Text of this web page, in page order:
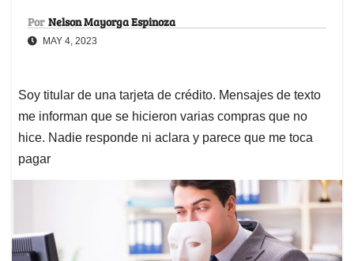
Por Nelson Mayorga Espinoza
MAY 4, 2023
Soy titular de una tarjeta de crédito. Mensajes de texto
me informan que se hicieron varias compras que no
hice. Nadie responde ni aclara y parece que me toca
pagar